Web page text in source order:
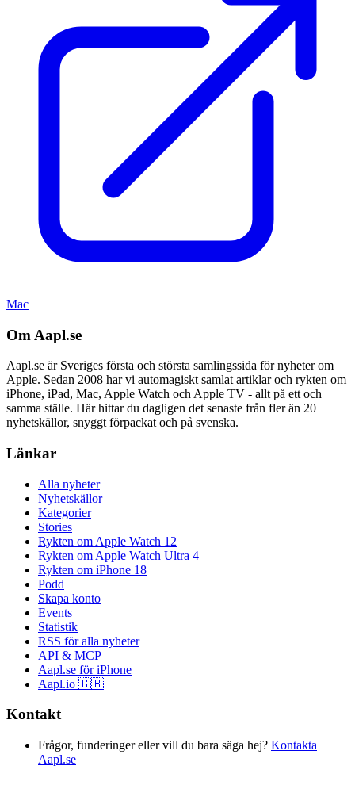
Mac
Om Aapl.se
Aapl.se är Sveriges första och största samlingssida för nyheter om
Apple. Sedan 2008 har vi automagiskt samlat artiklar och rykten om
iPhone, iPad, Mac, Apple Watch och Apple TV - allt på ett och
samma ställe. Här hittar du dagligen det senaste från fler än 20
nyhetskällor, snyggt förpackat och på svenska.
Länkar
Alla nyheter
Nyhetskällor
Kategorier
Stories
Rykten om Apple Watch 12
Rykten om Apple Watch Ultra 4
Rykten om iPhone 18
Podd
Skapa konto
Events
Statistik
RSS för alla nyheter
API & MCP
Aapl.se för iPhone
Aapl.io 🇬🇧
Kontakt
Frågor, funderinger eller vill du bara säga hej? Kontakta
Aapl.se